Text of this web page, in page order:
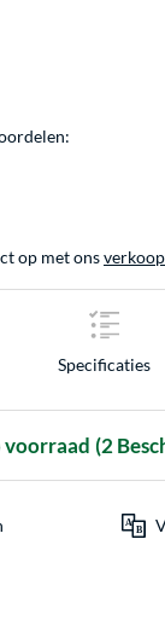
op met ons
Specificaties
voorraad (2